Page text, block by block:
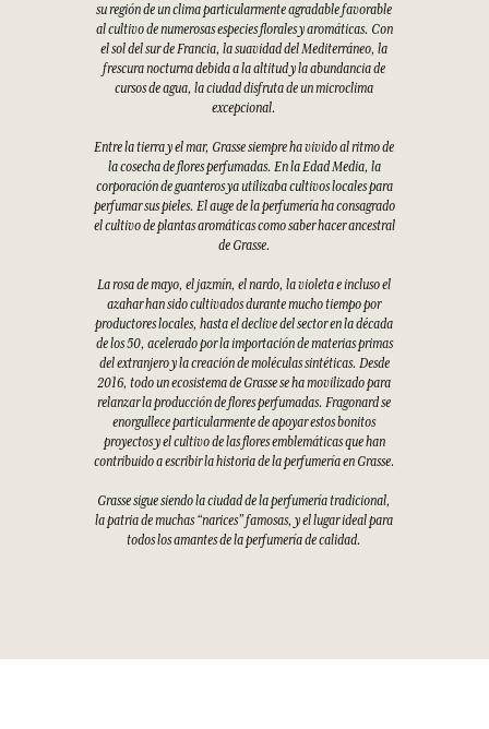
su región de un clima particularmente agradable favorable
al cultivo de numerosas especies florales y aromáticas. Con
el sol del sur de Francia, la suavidad del Mediterráneo, la
frescura nocturna debida a la altitud y la abundancia de
cursos de agua, la ciudad disfruta de un microclima
excepcional.
Entre la tierra y el mar, Grasse siempre ha vivido al ritmo de
la cosecha de flores perfumadas. En la Edad Media, la
corporación de guanteros ya utilizaba cultivos locales para
perfumar sus pieles. El auge de la perfumería ha consagrado
el cultivo de plantas aromáticas como saber hacer ancestral
de Grasse.
La rosa de mayo, el jazmín, el nardo, la violeta e incluso el
azahar han sido cultivados durante mucho tiempo por
productores locales, hasta el declive del sector en la década
de los 50, acelerado por la importación de materias primas
del extranjero y la creación de moléculas sintéticas. Desde
2016, todo un ecosistema de Grasse se ha movilizado para
relanzar la producción de flores perfumadas. Fragonard se
enorgullece particularmente de apoyar estos bonitos
proyectos y el cultivo de las flores emblemáticas que han
contribuido a escribir la historia de la perfumería en Grasse.
Grasse sigue siendo la ciudad de la perfumería tradicional,
la patria de muchas “narices” famosas, y el lugar ideal para
todos los amantes de la perfumería de calidad.